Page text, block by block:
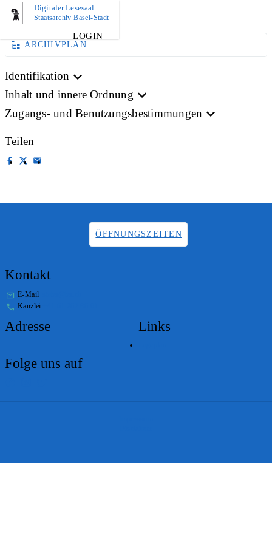
Digitaler Lesesaal
Staatsarchiv Basel-Stadt
LOGIN
BILD
ARCHIVPLAN
Identifikation
Inhalt und innere Ordnung
Zugangs- und Benutzungsbestimmungen
Teilen
ÖFFNUNGSZEITEN
Kontakt
E-Mail
Kanzlei
Adresse Links
Folge uns auf